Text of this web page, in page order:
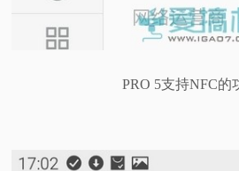
PRO 5支持NFC的